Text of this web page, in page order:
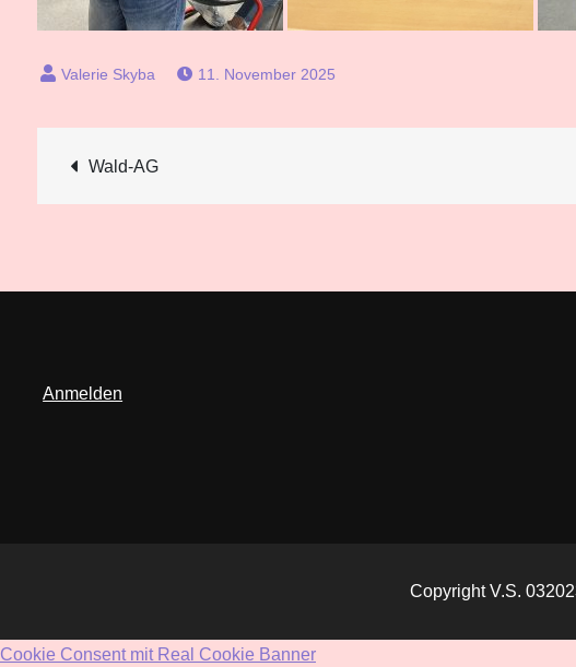
11. November 2025
Beitragsnavigation
Wald-AG
Anmelden
Copyright V.S.
Cookie Consent mit Real Cookie Banner